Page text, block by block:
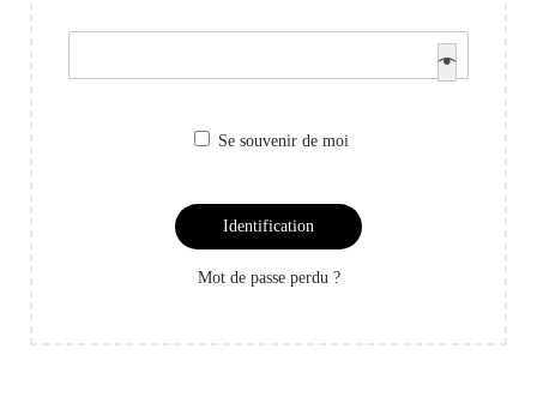
Se souvenir de moi
Identification
Mot de passe perdu ?